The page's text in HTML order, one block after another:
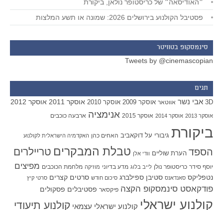
״האודיסאה״ של כריסטופר נולאן, ביקורת
פסטיבל הקולנוע בירושלים 2026: שמונה או תשע המלצות
סינמסקופ בטוויטר
Tweets by @cinemascopian
תגים
3D אבי נשר אווטאר אוסקר 2009 אוסקר 2010 אוסקר 2011 אוסקר 2012
אוסקר 2013 אוסקר 2014 אוסקר 2015 אנימציה ארבעה כוכבים
ביקורת גיבורי על דוקאביב האחים כהן האקדמיה הישראלית לקולנוע
הספד הערת שוליים וודי אלן טבלת המבקרים טריילרים
יוסף סידר כריסטופר נולן לייב בלוג מדע בדיוני מוזיקה מלחמת הכוכבים מפיצים
נטפליקס סאנדאנס סטיבן ספילברג סיכום חודש סרטים קצרים סרטי קיץ
פודקאסט סינמסקופ הקצה פיקסאר פסטיבלים פסקולים
קולנוע ישראלי קולנוע ישראלי עצמאי קולנוע תיעודי